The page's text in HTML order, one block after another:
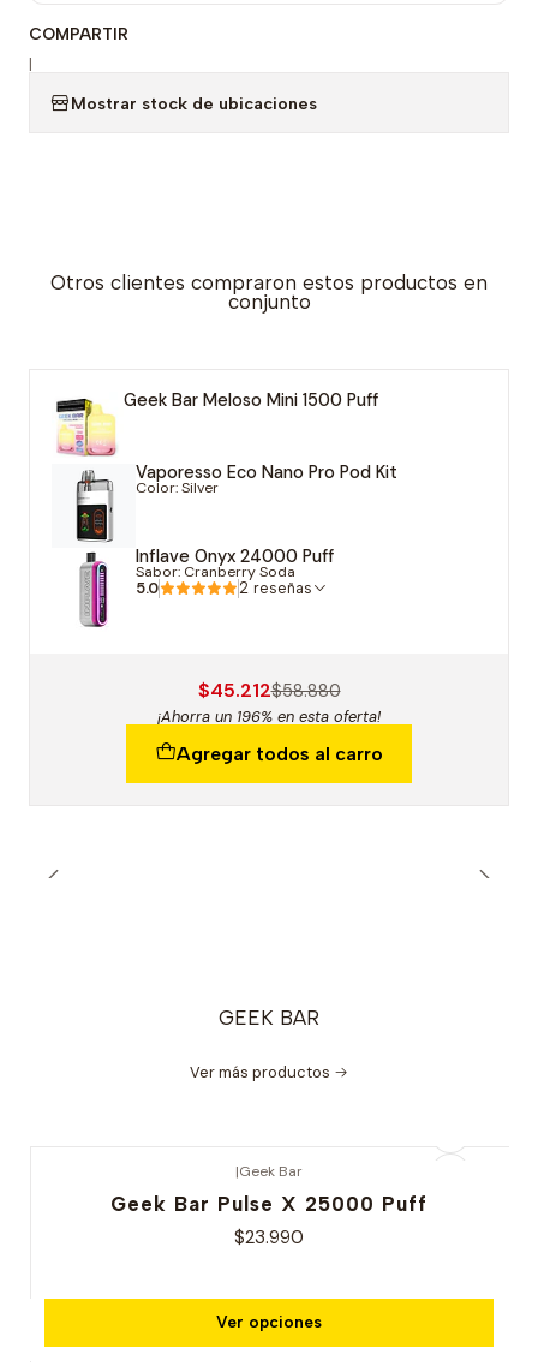
COMPARTIR
|
Mostrar stock de ubicaciones
Otros clientes compraron estos productos en
conjunto
Geek Bar Meloso Mini 1500 Puff
Vaporesso Eco Nano Pro Pod Kit
Color: Silver
Inflave Onyx 24000 Puff
Sabor: Cranberry Soda
5.0 2 reseñas
$45.212$58.880
¡Ahorra un 196% en esta oferta!
Agregar todos al carro
GEEK BAR
Ver más productos
|Geek Bar
Geek Bar Pulse X 25000 Puff
$23.990
Ver opciones